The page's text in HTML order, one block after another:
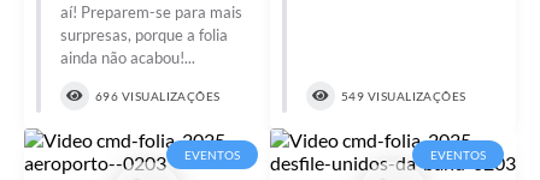
aí! Preparem-se para mais
surpresas, porque a folia
ainda não acabou!...
696 VISUALIZAÇÕES 549 VISUALIZAÇÕES
EVENTOS EVENTOS